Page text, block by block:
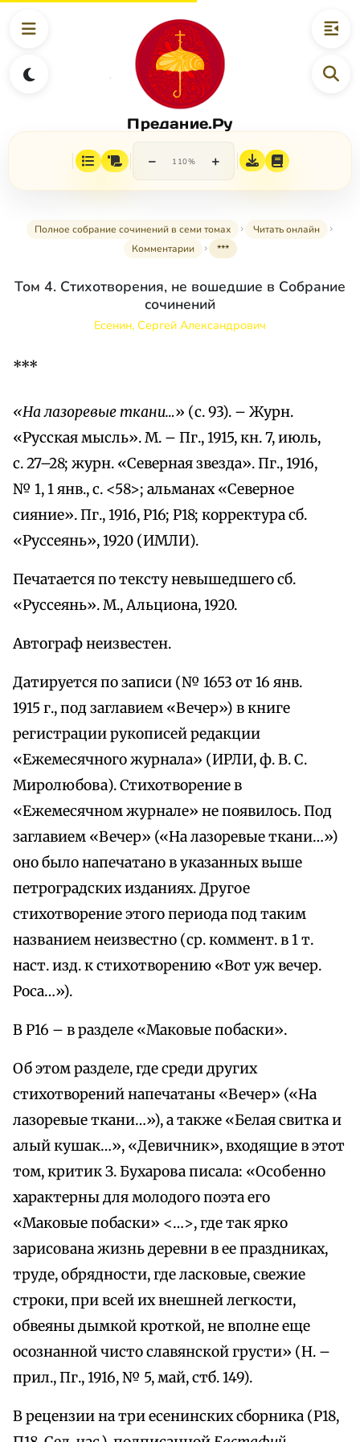
Предание.Ру
− 110% +
Полное собрание сочинений в семи томах
Читать онлайн
Комментарии
***
Том 4. Стихотворения, не вошедшие в Собрание
сочинений
Есенин, Сергей Александрович
***
«На лазоревые ткани…» (с. 93). – Журн.
«Русская мысль». М. – Пг., 1915, кн. 7, июль,
с. 27–28; журн. «Северная звезда». Пг., 1916,
№ 1, 1 янв., с. <58>; альманах «Северное
сияние». Пг., 1916, Р16; Р18; корректура сб.
«Руссеянь», 1920 (ИМЛИ).
Печатается по тексту невышедшего сб.
«Руссеянь». М., Альциона, 1920.
Автограф неизвестен.
Датируется по записи (№ 1653 от 16 янв.
1915 г., под заглавием «Вечер») в книге
регистрации рукописей редакции
«Ежемесячного журнала» (ИРЛИ, ф. В. С.
Миролюбова). Стихотворение в
«Ежемесячном журнале» не появилось. Под
заглавием «Вечер» («На лазоревые ткани…»)
оно было напечатано в указанных выше
петроградских изданиях. Другое
стихотворение этого периода под таким
названием неизвестно (ср. коммент. в 1 т.
наст. изд. к стихотворению «Вот уж вечер.
Роса…»).
В Р16 – в разделе «Маковые побаски».
Об этом разделе, где среди других
стихотворений напечатаны «Вечер» («На
лазоревые ткани…»), а также «Белая свитка и
алый кушак…», «Девичник», входящие в этот
том, критик З. Бухарова писала: «Особенно
характерны для молодого поэта его
«Маковые побаски» <…>, где так ярко
зарисована жизнь деревни в ее праздниках,
труде, обрядности, где ласковые, свежие
строки, при всей их внешней легкости,
обвеяны дымкой кроткой, не вполне еще
осознанной чисто славянской грусти» (Н. –
прил., Пг., 1916, № 5, май, стб. 149).
В рецензии на три есенинских сборника (Р18,